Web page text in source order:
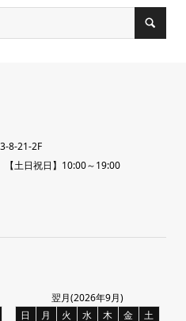
8-21-2F
土日祝日】10:00～19:00
翌月(2026年9月)
日
月 火 水 木 金 土